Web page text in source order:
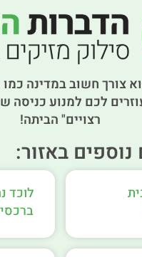
צורך חשוב במדינה
לכם למנוע כניסה
רצויים" הביתה!
נוספים באזור:
לוכד